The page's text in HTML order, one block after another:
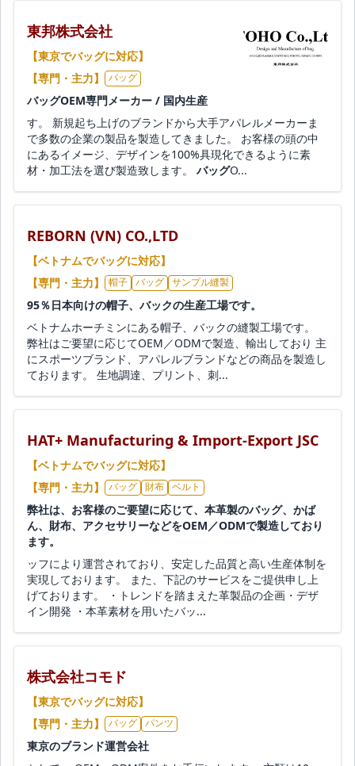
東邦株式会社
【東京でバッグに対応】
【専門・主力】
バッグ
バッグOEM専門メーカー / 国内生産
す。 新規起ち上げのブランドから大手アパレルメーカーま
で多数の企業の製品を製造してきました。 お客様の頭の中
にあるイメージ、デザインを100%具現化できるように素
材・加工法を選び製造致します。 バッグO...
REBORN (VN) CO.,LTD
【ベトナムでバッグに対応】
【専門・主力】
帽子 バッグ サンプル縫製
95％日本向けの帽子、バックの生産工場です。
ベトナムホーチミンにある帽子、バックの縫製工場です。
弊社はご要望に応じてOEM／ODMで製造、輸出しており 主
にスポーツブランド、アパレルブランドなどの商品を製造し
ております。 生地調達、プリント、刺...
HAT+ Manufacturing & Import-Export JSC
【ベトナムでバッグに対応】
【専門・主力】
バッグ 財布 ベルト
弊社は、お客様のご要望に応じて、本革製のバッグ、かば
ん、財布、アクセサリーなどをOEM／ODMで製造しており
ます。
ッフにより運営されており、安定した品質と高い生産体制を
実現しております。 また、下記のサービスをご提供申し上
げております。 ・トレンドを踏まえた革製品の企画・デザ
イン開発 ・本革素材を用いたバッ...
株式会社コモド
【東京でバッグに対応】
【専門・主力】
バッグ パンツ
東京のブランド運営会社